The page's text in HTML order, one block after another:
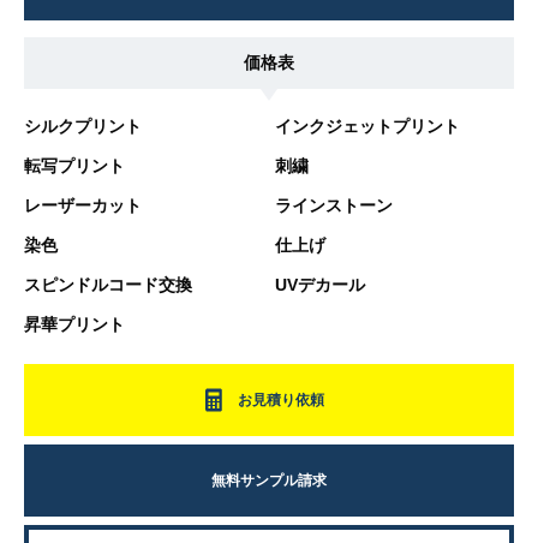
価格表
シルクプリント インクジェットプリント
転写プリント 刺繍
レーザーカット ラインストーン
染色 仕上げ
スピンドルコード交換 UVデカール
昇華プリント
お見積り依頼
無料サンプル請求